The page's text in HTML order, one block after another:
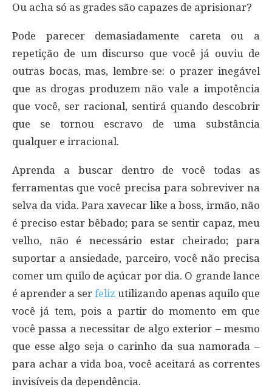
Ou acha só as grades são capazes de aprisionar?
Pode parecer demasiadamente careta ou a
repetição de um discurso que você já ouviu de
outras bocas, mas, lembre-se: o prazer inegável
que as drogas produzem não vale a impotência
que você, ser racional, sentirá quando descobrir
que se tornou escravo de uma substância
qualquer e irracional.
Aprenda a buscar dentro de você todas as
ferramentas que você precisa para sobreviver na
selva da vida. Para xavecar like a boss, irmão, não
é preciso estar bêbado; para se sentir capaz, meu
velho, não é necessário estar cheirado; para
suportar a ansiedade, parceiro, você não precisa
comer um quilo de açúcar por dia. O grande lance
é aprender a ser feliz utilizando apenas aquilo que
você já tem, pois a partir do momento em que
você passa a necessitar de algo exterior – mesmo
que esse algo seja o carinho da sua namorada –
para achar a vida boa, você aceitará as correntes
invisíveis da dependência.